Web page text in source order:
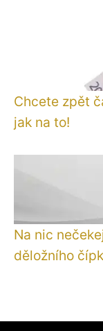
Chcete zpět
jak na to!
Na nic
děložního